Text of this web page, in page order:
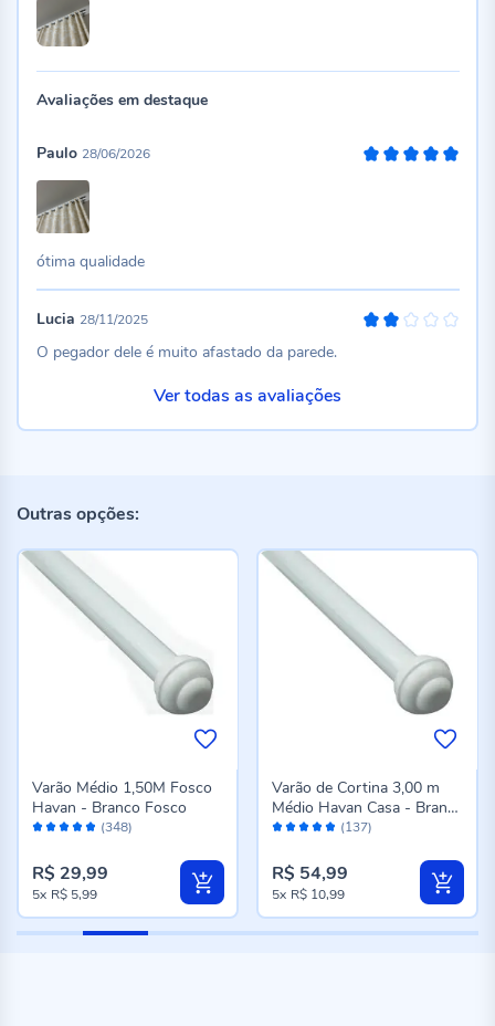
Avaliações em destaque
Paulo 28/06/2026
ótima qualidade
Lucia 28/11/2025
O pegador dele é muito afastado da parede.
Ver todas as avaliações
Outras opções:
Avaliação: (348)
Varão Médio 1,50M Fosco
Havan - Branco Fosco
R$ 29,99
5x R$ 5,99
Avaliação: (137)
Varão de Cortina 3,00 m
Médio Havan Casa - Branco
Fosco
R$ 54,99
5x R$ 10,99